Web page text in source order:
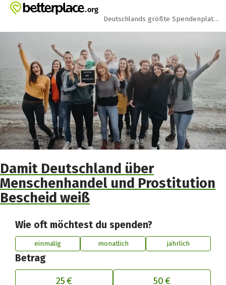
Zum Hauptinhalt springen
Erklärung zur Barrierefreiheit anzeigen
Deutschlands größte Spendenplattform
Damit Deutschland über
Menschenhandel und Prostitution
Bescheid weiß
Wie oft möchtest du spenden?
einmalig monatlich jährlich
Betrag
25 €
50 €